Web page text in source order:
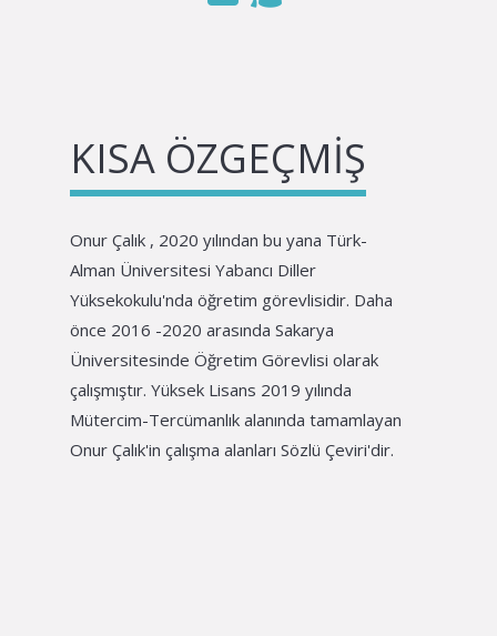
KISA ÖZGEÇMIŞ
Onur Çalık , 2020 yılından bu yana Türk-
Alman Üniversitesi Yabancı Diller
Yüksekokulu'nda öğretim görevlisidir. Daha
önce 2016 -2020 arasında Sakarya
Üniversitesinde Öğretim Görevlisi olarak
çalışmıştır. Yüksek Lisans 2019 yılında
Mütercim-Tercümanlık alanında tamamlayan
Onur Çalık'in çalışma alanları Sözlü Çeviri'dir.